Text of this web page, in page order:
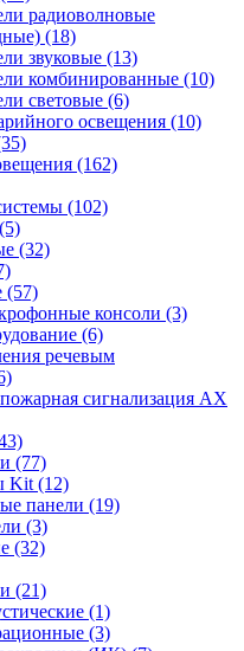
радиоволновые
(18)
звуковые (13)
комбинированные (10)
световые (6)
освещения (10)
(162)
(102)
(5)
(32)
(57)
консоли (3)
(6)
речевым
сигнализация AX
(77)
Kit (12)
панели (19)
(3)
(32)
(21)
(1)
(3)